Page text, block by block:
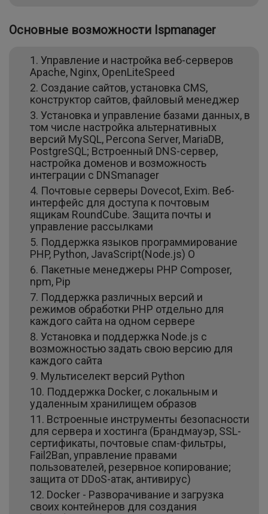
Основные возможности Ispmanager
Управление и настройка веб-серверов
Apache, Nginx, OpenLiteSpeed
Создание сайтов, установка CMS,
конструктор сайтов, файловый менеджер
Установка и управление базами данных, в
том числе настройка альтернативных
версий MySQL, Percona Server, MariaDB,
PostgreSQL; Встроенный DNS-сервер,
настройка доменов и возможность
интеграции с DNSmanager
Почтовые серверы Dovecot, Exim. Веб-
интерфейс для доступа к почтовым
ящикам RoundCube. Защита почты и
управление рассылками
Поддержка языков программирование
PHP, Python, JavaScript(Node.js) О
Пакетные менеджеры PHP Composer,
npm, Pip
Поддержка различных версий и
режимов обработки PHP отдельно для
каждого сайта на одном сервере
Установка и поддержка Node.js с
возможностью задать свою версию для
каждого сайта
Мультиселект версий Python
Поддержка Docker, с локальным и
удаленным хранилищем образов
Встроенные инструменты безопасности
для сервера и хостинга (Брандмауэр, SSL-
сертификаты, почтовые спам-фильтры,
Fail2Ban, управление правами
пользователей, резервное копирование;
защита от DDoS-атак, антивирус)
Docker - Разворачивание и загрузка
своих контейнеров для создания